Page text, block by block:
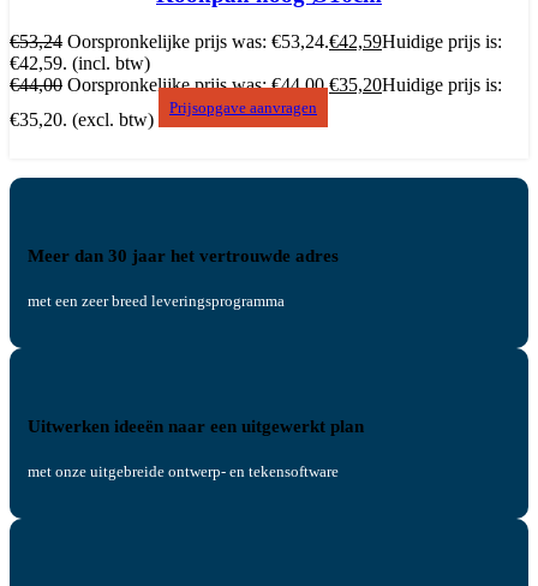
€53,24 Oorspronkelijke prijs was: €53,24.€42,59Huidige prijs is:
€42,59. (incl. btw)
€44,00 Oorspronkelijke prijs was: €44,00.€35,20Huidige prijs is:
€35,20. (excl. btw)
Prijsopgave aanvragen
Meer dan 30 jaar het vertrouwde adres
met een zeer breed leveringsprogramma
Uitwerken ideeën naar een uitgewerkt plan
met onze uitgebreide ontwerp- en tekensoftware